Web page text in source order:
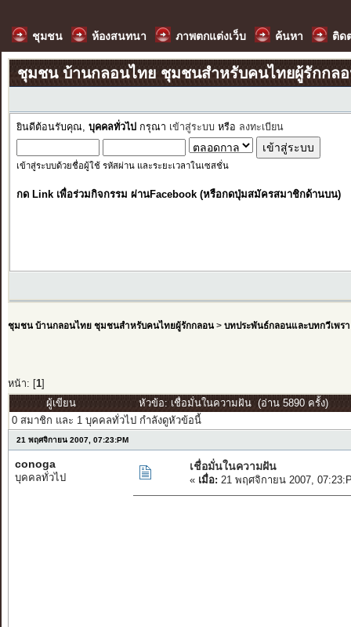
ชุมชน ห้องสนทนา ภาพตกแต่งเว็บ ค้นหา ติด
ชุมชน บ้านกลอนไทย ชุมชนสำหรับคนไทยผู้รักกล
ยินดีต้อนรับคุณ, บุคคลทั่วไป กรุณา เข้าสู่ระบบ หรือ ลงทะเบียน
เข้าสู่ระบบด้วยชื่อผู้ใช้ รหัสผ่าน และระยะเวลาในเซสชั่น
กด Link เพื่อร่วมกิจกรรม ผ่านFacebook (หรือกดปุ่มสมัครสมาชิกด้านบน)
ชุมชน บ้านกลอนไทย ชุมชนสำหรับคนไทยผู้รักกลอน> บทประพันธ์กลอนและบทกวีเพรา
หน้า: [ 1]
ผู้เขียน
หัวข้อ: เชื่อมั่นในความฝัน (อ่าน 5890 ครั้ง)
0 สมาชิก และ 1 บุคคลทั่วไป กำลังดูหัวข้อนี้
21 พฤศจิกายน 2007, 07:23:PM
conoga
บุคคลทั่วไป
เชื่อมั่นในความฝัน
« เมื่อ: 21 พฤศจิกายน 2007,